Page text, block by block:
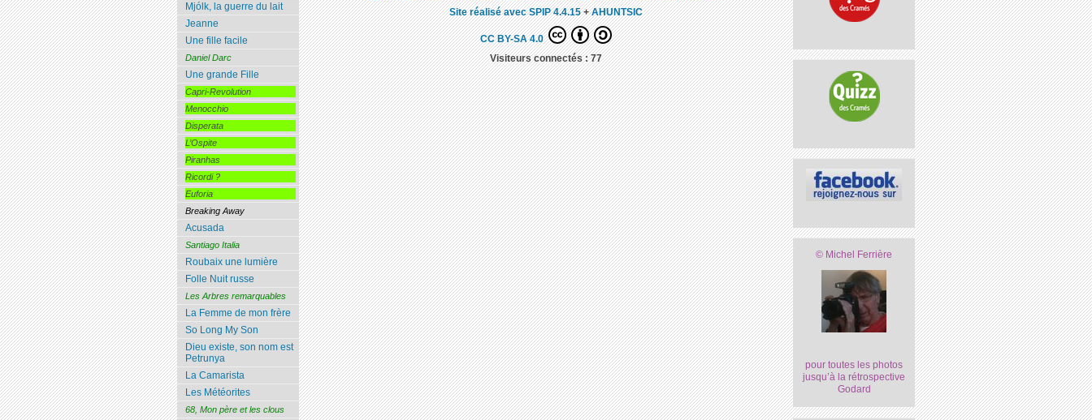
© Michel Ferrière
pour toutes les photos
jusqu’à la rétrospective
Godard
Mjólk, la guerre du lait
Jeanne
Une fille facile
Daniel Darc
Une grande Fille
Capri-Revolution
Menocchio
Disperata
L’Ospite
Piranhas
Ricordi ?
Euforia
Breaking Away
Acusada
Santiago Italia
Roubaix une lumière
Folle Nuit russe
Les Arbres remarquables
La Femme de mon frère
So Long My Son
Dieu existe, son nom est
Petrunya
La Camarista
Les Météorites
68, Mon père et les clous
Site réalisé avec SPIP 4.4.15+AHUNTSIC
CC BY-SA 4.0
Visiteurs connectés :77